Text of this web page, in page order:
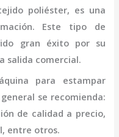
poliéster, es una
Este tipo de
gran éxito por su
salida comercial.
para estampar
se recomienda:
de calidad a precio,
entre otros.